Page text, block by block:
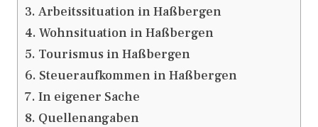
Arbeitssituation in Haßbergen
Wohnsituation in Haßbergen
Tourismus in Haßbergen
Steueraufkommen in Haßbergen
In eigener Sache
Quellenangaben